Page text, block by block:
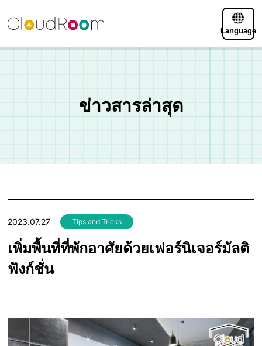
Language
ข่าวสารล่าสุด
2023.07.27 Tips and Tricks
เพิ่มพื้นที่ที่พักอาศัยด้วยเฟอร์นิเจอร์มัลติ
ฟังก์ชั่น